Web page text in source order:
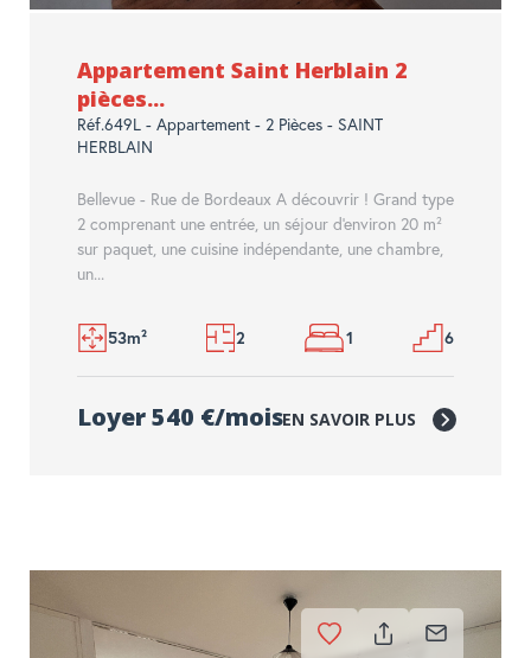
Appartement Saint Herblain 2
pièces...
Réf.649L - Appartement - 2 Pièces - SAINT
HERBLAIN
Bellevue - Rue de Bordeaux A découvrir ! Grand type
2 comprenant une entrée, un séjour d'environ 20 m²
sur paquet, une cuisine indépendante, une chambre,
un...
53m² 2 1 6
Loyer 540 €/moisEN SAVOIR PLUS